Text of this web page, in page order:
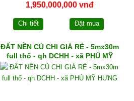
1,950,000,000 vnđ
Chi tiết Đặt mua
ĐẤT NỀN CỦ CHI GIÁ RẺ - 5mx30m
full thổ - qh DCHH - xã PHÚ MỸ
HƯNG